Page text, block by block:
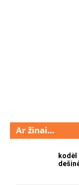
Ar žinai…
kodėl